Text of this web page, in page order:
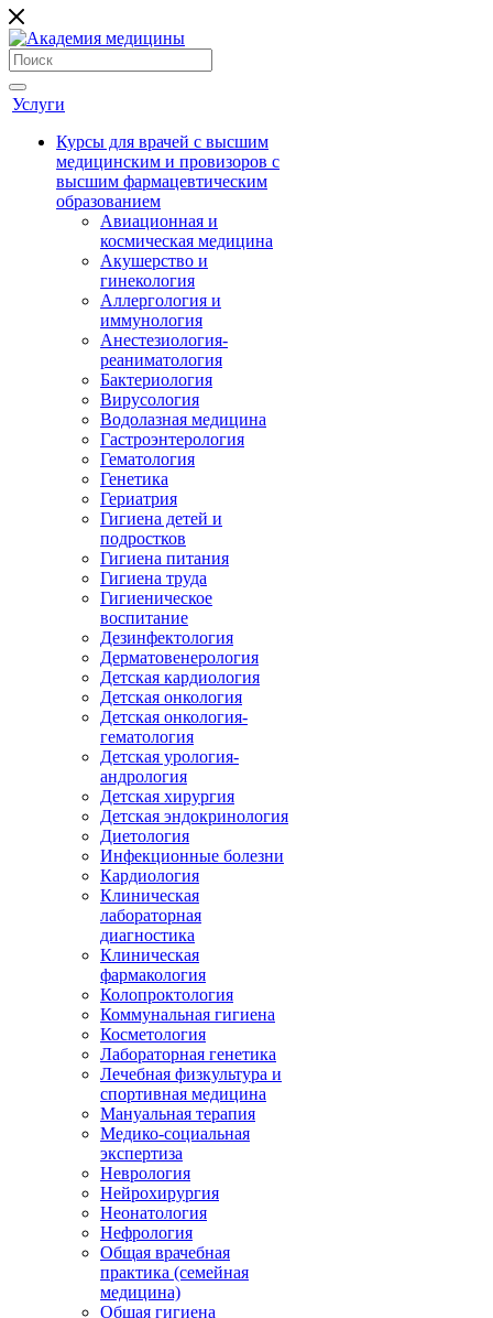
Услуги
Курсы для врачей с высшим
медицинским и провизоров с
высшим фармацевтическим
образованием
Авиационная и
космическая медицина
Акушерство и
гинекология
Аллергология и
иммунология
Анестезиология-
реаниматология
Бактериология
Вирусология
Водолазная медицина
Гастроэнтерология
Гематология
Генетика
Гериатрия
Гигиена детей и
подростков
Гигиена питания
Гигиена труда
Гигиеническое
воспитание
Дезинфектология
Дерматовенерология
Детская кардиология
Детская онкология
Детская онкология-
гематология
Детская урология-
андрология
Детская хирургия
Детская эндокринология
Диетология
Инфекционные болезни
Кардиология
Клиническая
лабораторная
диагностика
Клиническая
фармакология
Колопроктология
Коммунальная гигиена
Косметология
Лабораторная генетика
Лечебная физкультура и
спортивная медицина
Мануальная терапия
Медико-социальная
экспертиза
Неврология
Нейрохирургия
Неонатология
Нефрология
Общая врачебная
практика (семейная
медицина)
Общая гигиена